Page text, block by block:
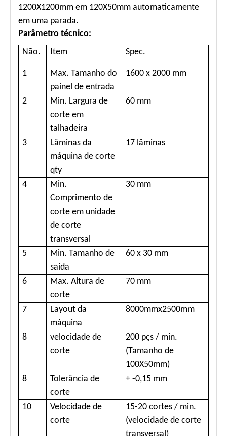
1200X1200mm em 120X50mm automaticamente
em uma parada.
Parâmetro técnico:
Não.
Item Spec.
1
Max. Tamanho do
painel de entrada
1600 x 2000 mm
2
Min. Largura de
corte em
talhadeira
60 mm
3
Lâminas da
máquina de corte
qty
17 lâminas
4
Min.
Comprimento de
corte em unidade
de corte
transversal
30 mm
5
Min. Tamanho de
saída
60 x 30 mm
6
Max. Altura de
corte
70 mm
7
Layout da
máquina
8000mmx2500mm
8
velocidade de
corte
200 pçs / min.
(Tamanho de
100X50mm)
8
Tolerância de
corte
+ -0,15 mm
10
Velocidade de
corte
15-20 cortes / min.
(velocidade de corte